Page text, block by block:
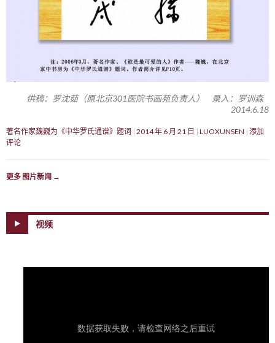
供稿：罗沈茹（原北京301医院书画苑负责人） 录入：罗训森
2014.6.18
著名作家魏巍为《中华罗氏通谱》题词 2014 年 6 月 21 日 LUOXUNSEN 添加
评论
更多 图片新闻 →
视频